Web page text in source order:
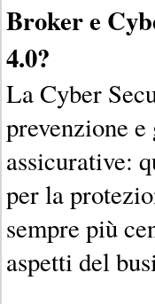
Broker e
4.0?
La Cyber
prevenzione
assicurative:
per la
sempre più
aspetti del